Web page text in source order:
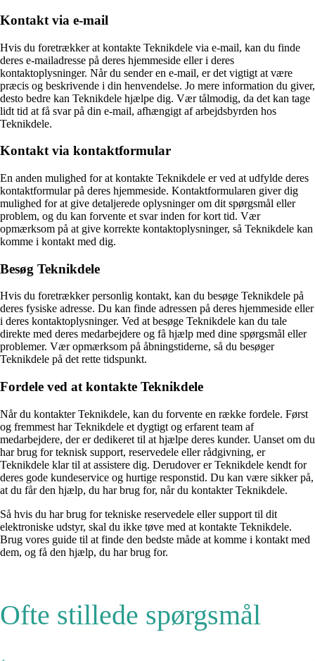
Kontakt via e-mail
Hvis du foretrækker at kontakte Teknikdele via e-mail, kan du finde
deres e-mailadresse på deres hjemmeside eller i deres
kontaktoplysninger. Når du sender en e-mail, er det vigtigt at være
præcis og beskrivende i din henvendelse. Jo mere information du giver,
desto bedre kan Teknikdele hjælpe dig. Vær tålmodig, da det kan tage
lidt tid at få svar på din e-mail, afhængigt af arbejdsbyrden hos
Teknikdele.
Kontakt via kontaktformular
En anden mulighed for at kontakte Teknikdele er ved at udfylde deres
kontaktformular på deres hjemmeside. Kontaktformularen giver dig
mulighed for at give detaljerede oplysninger om dit spørgsmål eller
problem, og du kan forvente et svar inden for kort tid. Vær
opmærksom på at give korrekte kontaktoplysninger, så Teknikdele kan
komme i kontakt med dig.
Besøg Teknikdele
Hvis du foretrækker personlig kontakt, kan du besøge Teknikdele på
deres fysiske adresse. Du kan finde adressen på deres hjemmeside eller
i deres kontaktoplysninger. Ved at besøge Teknikdele kan du tale
direkte med deres medarbejdere og få hjælp med dine spørgsmål eller
problemer. Vær opmærksom på åbningstiderne, så du besøger
Teknikdele på det rette tidspunkt.
Fordele ved at kontakte Teknikdele
Når du kontakter Teknikdele, kan du forvente en række fordele. Først
og fremmest har Teknikdele et dygtigt og erfarent team af
medarbejdere, der er dedikeret til at hjælpe deres kunder. Uanset om du
har brug for teknisk support, reservedele eller rådgivning, er
Teknikdele klar til at assistere dig. Derudover er Teknikdele kendt for
deres gode kundeservice og hurtige responstid. Du kan være sikker på,
at du får den hjælp, du har brug for, når du kontakter Teknikdele.
Så hvis du har brug for tekniske reservedele eller support til dit
elektroniske udstyr, skal du ikke tøve med at kontakte Teknikdele.
Brug vores guide til at finde den bedste måde at komme i kontakt med
dem, og få den hjælp, du har brug for.
Ofte stillede spørgsmål